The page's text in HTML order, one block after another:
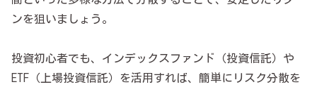
ンを狙いましょう。
投資初心者でも、インデックスファンド（投資信託）や
ETF（上場投資信託）を活用すれば、簡単にリスク分散を